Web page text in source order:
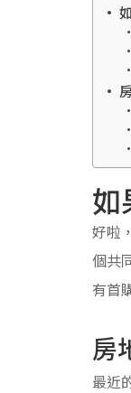
如
好啦
個共
有首
房
最近